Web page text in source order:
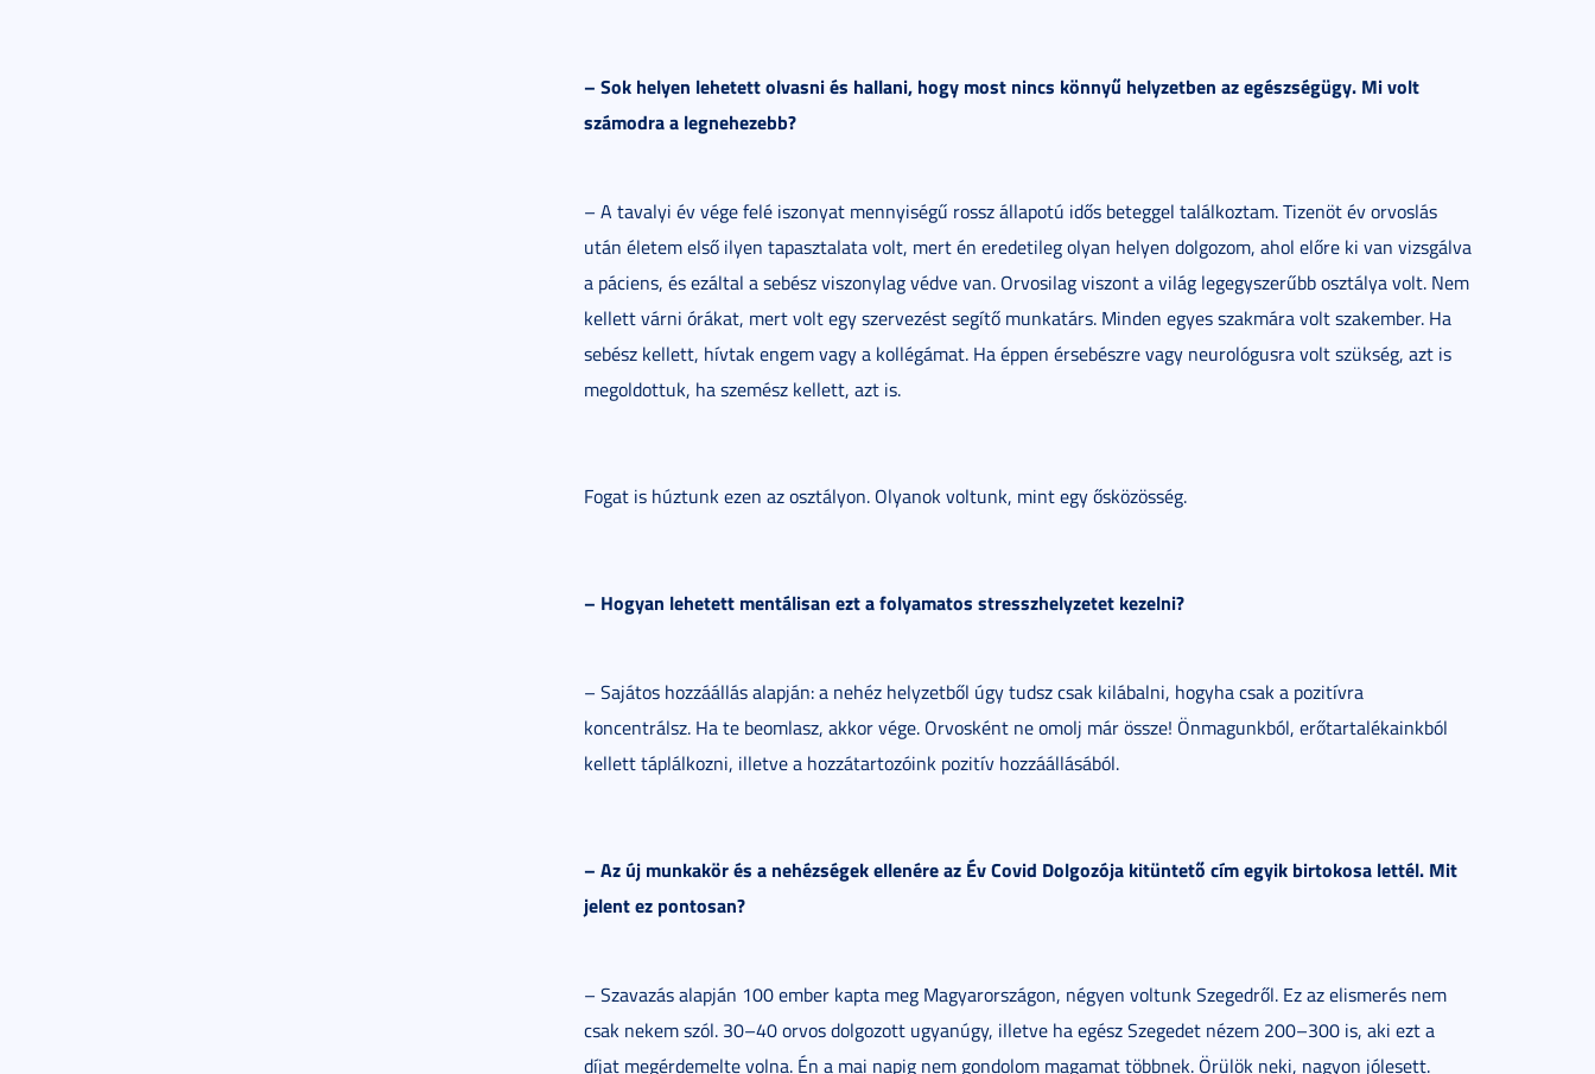
– Sok helyen lehetett olvasni és hallani, hogy most nincs könnyű helyzetben az egészségügy. Mi volt
számodra a legnehezebb?
– A tavalyi év vége felé iszonyat mennyiségű rossz állapotú idős beteggel találkoztam. Tizenöt év orvoslás
után életem első ilyen tapasztalata volt, mert én eredetileg olyan helyen dolgozom, ahol előre ki van vizsgálva
a páciens, és ezáltal a sebész viszonylag védve van. Orvosilag viszont a világ legegyszerűbb osztálya volt. Nem
kellett várni órákat, mert volt egy szervezést segítő munkatárs. Minden egyes szakmára volt szakember. Ha
sebész kellett, hívtak engem vagy a kollégámat. Ha éppen érsebészre vagy neurológusra volt szükség, azt is
megoldottuk, ha szemész kellett, azt is.
Fogat is húztunk ezen az osztályon. Olyanok voltunk, mint egy ősközösség.
– Hogyan lehetett mentálisan ezt a folyamatos stresszhelyzetet kezelni?
– Sajátos hozzáállás alapján: a nehéz helyzetből úgy tudsz csak kilábalni, hogyha csak a pozitívra
koncentrálsz. Ha te beomlasz, akkor vége. Orvosként ne omolj már össze! Önmagunkból, erőtartalékainkból
kellett táplálkozni, illetve a hozzátartozóink pozitív hozzáállásából.
– Az új munkakör és a nehézségek ellenére az Év Covid Dolgozója kitüntető cím egyik birtokosa lettél. Mit
jelent ez pontosan?
– Szavazás alapján 100 ember kapta meg Magyarországon, négyen voltunk Szegedről. Ez az elismerés nem
csak nekem szól. 30–40 orvos dolgozott ugyanúgy, illetve ha egész Szegedet nézem 200–300 is, aki ezt a
díjat megérdemelte volna. Én a mai napig nem gondolom magamat többnek. Örülök neki, nagyon jólesett.